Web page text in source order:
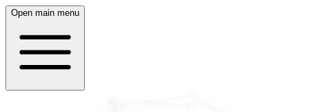
Open main menu